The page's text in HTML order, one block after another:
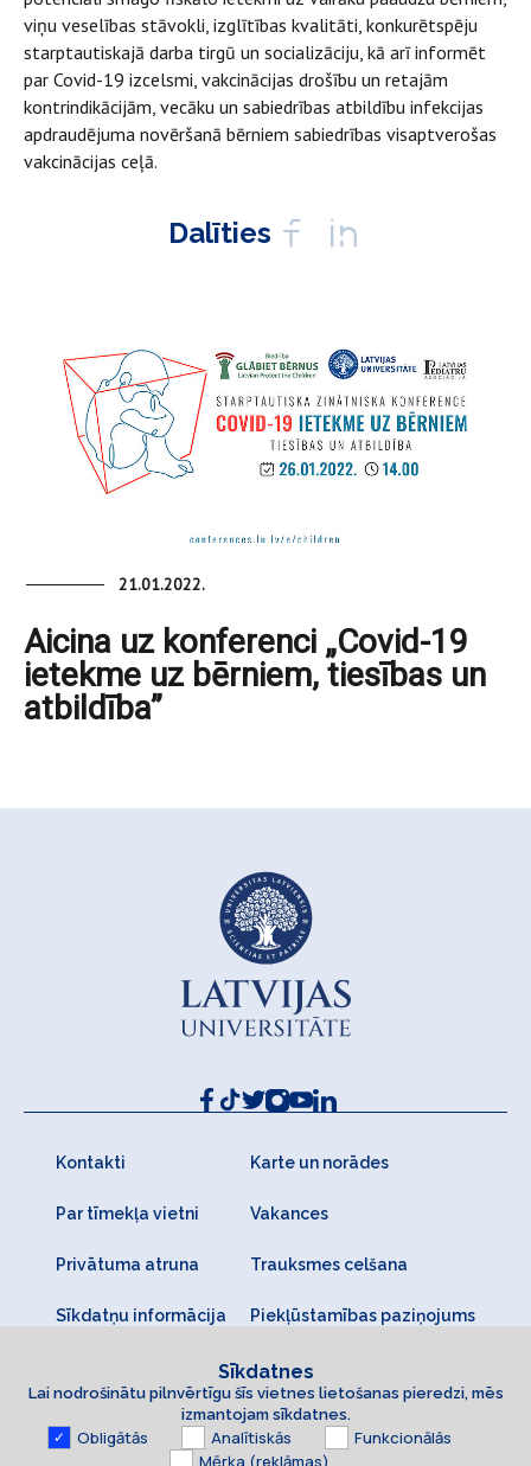
viņu veselības stāvokli, izglītības kvalitāti, konkurētspēju
starptautiskajā darba tirgū un socializāciju, kā arī informēt
par Covid-19 izcelsmi, vakcinācijas drošību un retajām
kontrindikācijām, vecāku un sabiedrības atbildību infekcijas
apdraudējuma novēršanā bērniem sabiedrības visaptverošas
vakcinācijas ceļā.
Dalīties
21.01.2022.
Aicina uz konferenci „Covid-19
ietekme uz bērniem, tiesības un
atbildība”
Kontakti Karte un norādes
Par tīmekļa vietni Vakances
Privātuma atruna Trauksmes celšana
Sīkdatņu informācija Piekļūstamības paziņojums
Sīkdatnes
Lai nodrošinātu pilnvērtīgu šīs vietnes lietošanas pieredzi, mēs
izmantojam sīkdatnes.
Obligātās Analītiskās
Funkcionālās
Mērķa (reklāmas)